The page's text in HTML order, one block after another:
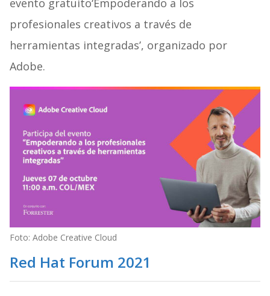
evento gratuito‘Empoderando a los
profesionales creativos a través de
herramientas integradas’, organizado por
Adobe.
Foto: Adobe Creative Cloud
Red Hat Forum 2021